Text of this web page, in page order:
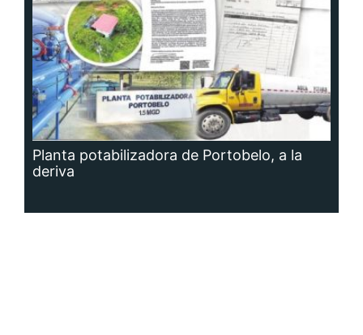
Planta potabilizadora de Portobelo, a la
deriva